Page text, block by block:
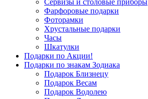
Сервизы и столовые приборы
Фарфоровые подарки
Фоторамки
Хрустальные подарки
Часы
Шкатулки
Подарки по Акции!
Подарки по знакам Зодиака
Подарок Близнецу
Подарок Весам
Подарок Водолею